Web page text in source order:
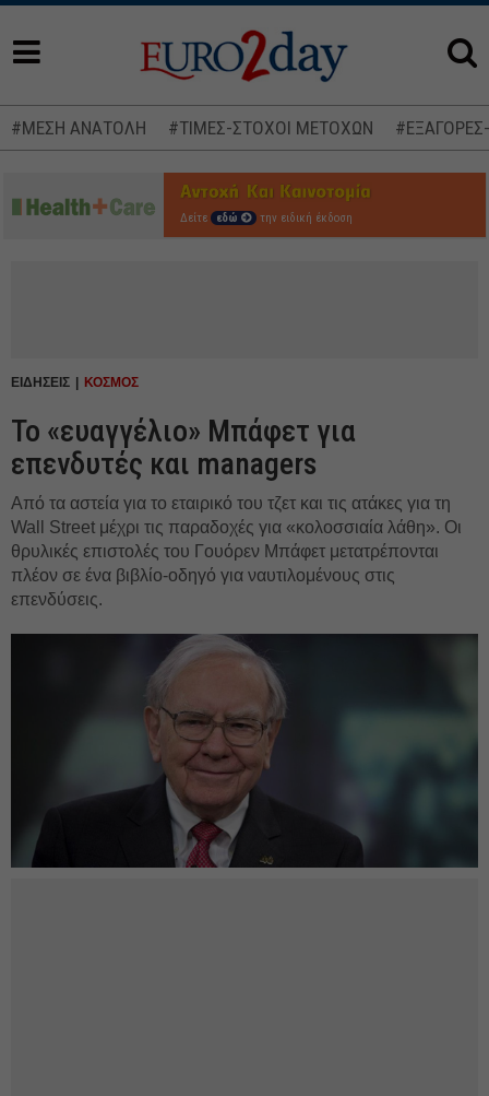
#ΜΕΣΗ ΑΝΑΤΟΛΗ #ΤΙΜΕΣ-ΣΤΟΧΟΙ ΜΕΤΟΧΩΝ
Δείτε εδώ την ειδική έκδοση
ΕΙΔΗΣΕΙΣ ΚΟΣΜΟΣ
Το «ευαγγέλιο» Μπάφετ για
επενδυτές και managers
Από τα αστεία για το εταιρικό του τζετ και τις ατάκες για τη
Wall Street μέχρι τις παραδοχές για «κολοσσιαία λάθη». Οι
θρυλικές επιστολές του Γουόρεν Μπάφετ μετατρέπονται
πλέον σε ένα βιβλίο-οδηγό για ναυτιλομένους στις
επενδύσεις.